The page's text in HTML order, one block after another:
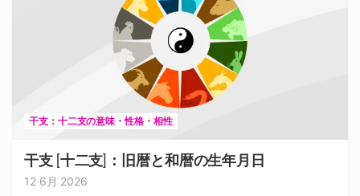
干支：十二支の意味・性格・相性
干支 [十二支]：旧暦と和暦の生年月日
12 6月 2026